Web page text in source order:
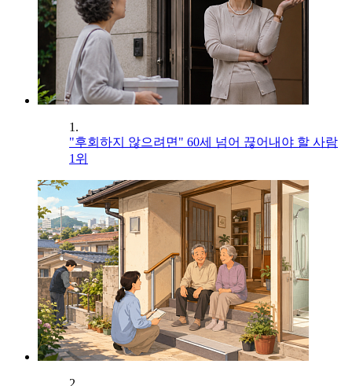
1.
"후회하지 않으려면" 60세 넘어 끊어내야 할 사람
1위